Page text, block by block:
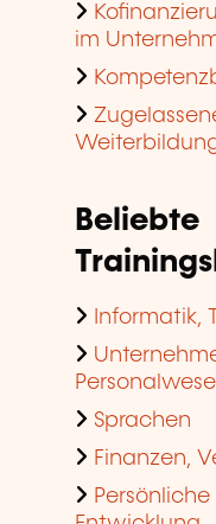
im
Beliebte
Informatik,
Sprachen
Finanzen,